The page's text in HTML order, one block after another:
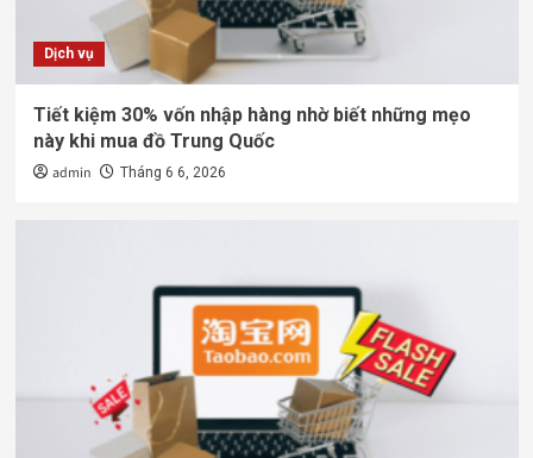
Dịch vụ
Tiết kiệm 30% vốn nhập hàng nhờ biết những mẹo
này khi mua đồ Trung Quốc
admin Tháng 6 6, 2026